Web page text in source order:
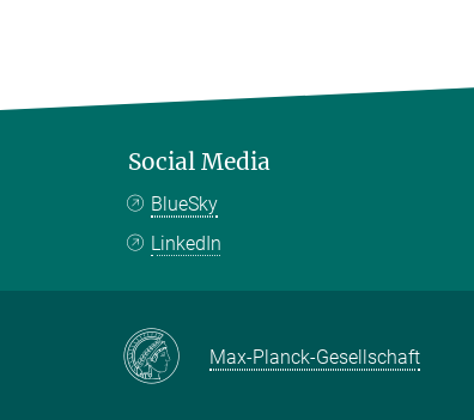
Social Media
BlueSky
LinkedIn
Max-Planck-Gesellschaft